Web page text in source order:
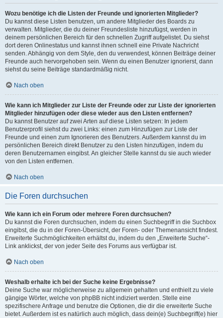
Wozu benötige ich die Listen der Freunde und ignorierten Mitglieder?
Du kannst diese Listen benutzen, um andere Mitglieder des Boards zu
verwalten. Mitglieder, die du deiner Freundesliste hinzufügst, werden in
deinem persönlichen Bereich für den schnellen Zugriff aufgelistet. Du siehst
dort deren Onlinestatus und kannst ihnen schnell eine Private Nachricht
senden. Abhängig von dem Style, den du verwendest, können Beiträge deiner
Freunde auch hervorgehoben sein. Wenn du einen Benutzer ignorierst, dann
siehst du seine Beiträge standardmäßig nicht.
Nach oben
Wie kann ich Mitglieder zur Liste der Freunde oder zur Liste der ignorierten
Mitglieder hinzufügen oder diese wieder aus den Listen entfernen?
Du kannst Benutzer auf zwei Arten auf diese Listen setzen: In jedem
Benutzerprofil siehst du zwei Links: einen zum Hinzufügen zur Liste der
Freunde und einen zum Ignorieren des Benutzers. Außerdem kannst du im
persönlichen Bereich direkt Benutzer zu den Listen hinzufügen, indem du
deren Benutzernamen eingibst. An gleicher Stelle kannst du sie auch wieder
von den Listen entfernen.
Nach oben
Die Foren durchsuchen
Wie kann ich ein Forum oder mehrere Foren durchsuchen?
Du kannst die Foren durchsuchen, indem du einen Suchbegriff in die Suchbox
eingibst, die du in der Foren-Übersicht, der Foren- oder Themenansicht findest.
Erweiterte Suchmöglichkeiten erhältst du, indem du den „Erweiterte Suche“-
Link anklickst, der von jeder Seite des Forums aus verfügbar ist.
Nach oben
Weshalb erhalte ich bei der Suche keine Ergebnisse?
Deine Suche war möglicherweise zu allgemein gehalten und enthielt zu viele
gängige Wörter, welche von phpBB nicht indiziert werden. Stelle eine
spezifischere Anfrage und benutze die Optionen, die dir die erweiterte Suche
bietet. Außerdem ist es natürlich auch möglich, dass dein(e) Suchbegriff(e) hier